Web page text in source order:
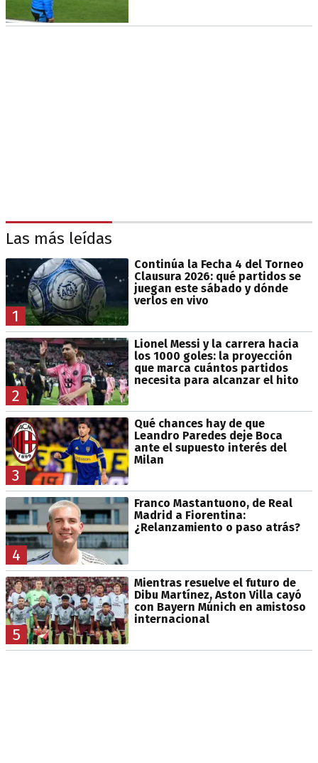
Las más leídas
1
Continúa la Fecha 4 del Torneo
Clausura 2026: qué partidos se
juegan este sábado y dónde
verlos en vivo
2
Lionel Messi y la carrera hacia
los 1000 goles: la proyección
que marca cuántos partidos
necesita para alcanzar el hito
3
Qué chances hay de que
Leandro Paredes deje Boca
ante el supuesto interés del
Milan
4
Franco Mastantuono, de Real
Madrid a Fiorentina:
¿Relanzamiento o paso atrás?
5
Mientras resuelve el futuro de
Dibu Martínez, Aston Villa cayó
con Bayern Múnich en amistoso
internacional